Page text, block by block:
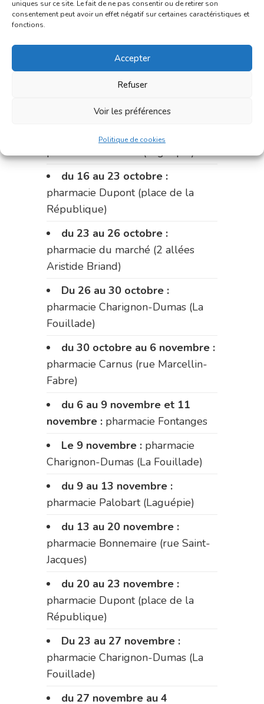
uniques sur ce site. Le fait de ne pas consentir ou de retirer son
consentement peut avoir un effet négatif sur certaines caractéristiques et
fonctions.
Accepter
Refuser
Voir les préférences
Politique de cookies
du 2 au 9 octobre :pharmacie
du 9 au 12 octobre:
Carnus (rue Marcellin-Fabre)
Charignon-Dumas (La Fouillade)
du 12 au 16 octobre :
pharmacie Palobart (Laguépie)
du 16 au 23 octobre :
pharmacie Dupont (place de la
République)
du 23 au 26 octobre :
pharmacie du marché (2 allées
Aristide Briand)
Du 26 au 30 octobre :
pharmacie Charignon-Dumas (La
Fouillade)
du 30 octobre au 6 novembre :
pharmacie Carnus (rue Marcellin-
Fabre)
du 6 au 9 novembre et 11
novembre : pharmacie Fontanges
Le 9 novembre : pharmacie
Charignon-Dumas (La Fouillade)
du 9 au 13 novembre :
pharmacie Palobart (Laguépie)
du 13 au 20 novembre :
pharmacie Bonnemaire (rue Saint-
Jacques)
du 20 au 23 novembre :
pharmacie Dupont (place de la
République)
Du 23 au 27 novembre :
pharmacie Charignon-Dumas (La
Fouillade)
du 27 novembre au 4